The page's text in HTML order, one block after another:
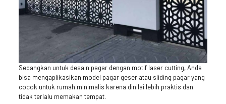
Sedangkan untuk desain pagar dengan motif laser cutting, Anda
bisa mengaplikasikan model pagar geser atau sliding pagar yang
cocok untuk rumah minimalis karena dinilai lebih praktis dan
tidak terlalu memakan tempat.